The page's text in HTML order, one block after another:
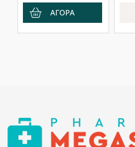
ΑΓΟΡΑ